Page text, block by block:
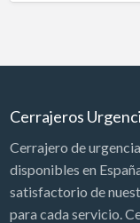
Cerrajeros
Cerrajero de
disponibles en
satisfactorio de
para cada servicio.